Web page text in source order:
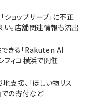
ショップサーブ」に不正
い。店舗関連情報も流出
きる「Rakuten AI
フィコ横浜で開催
援、「ほしい物リス
での寄付など